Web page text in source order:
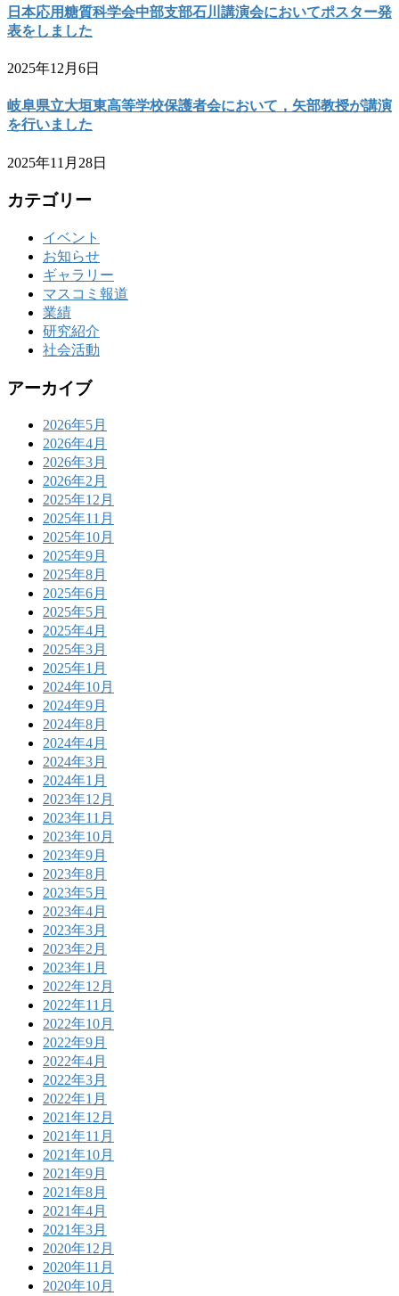
日本応用糖質科学会中部支部石川講演会においてポスター発
表をしました
2025年12月6日
岐阜県立大垣東高等学校保護者会において，矢部教授が講演
を行いました
2025年11月28日
カテゴリー
イベント
お知らせ
ギャラリー
マスコミ報道
業績
研究紹介
社会活動
アーカイブ
2026年5月
2026年4月
2026年3月
2026年2月
2025年12月
2025年11月
2025年10月
2025年9月
2025年8月
2025年6月
2025年5月
2025年4月
2025年3月
2025年1月
2024年10月
2024年9月
2024年8月
2024年4月
2024年3月
2024年1月
2023年12月
2023年11月
2023年10月
2023年9月
2023年8月
2023年5月
2023年4月
2023年3月
2023年2月
2023年1月
2022年12月
2022年11月
2022年10月
2022年9月
2022年4月
2022年3月
2022年1月
2021年12月
2021年11月
2021年10月
2021年9月
2021年8月
2021年4月
2021年3月
2020年12月
2020年11月
2020年10月